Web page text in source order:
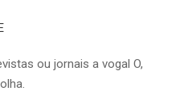
ou jornais a vogal O,